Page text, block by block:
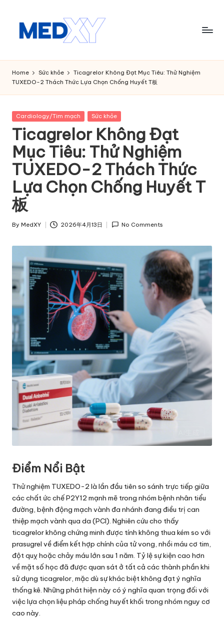
M
e
d
x
y
A
I
Home Sức khỏe
Ticagrelor Không Đạt Mục Tiêu: Thử Nghiệm
TUXEDO-2 Thách Thức Lựa Chọn Chống Huyết T板
Posted
Cardiology/Tim mạch Sức khỏe
Ticagrelor Không Đạt
Mục Tiêu: Thử Nghiệm
TUXEDO-2 Thách Thức
Lựa Chọn Chống Huyết T
板
Posted
By MedXY 2026年4月13日 No Comments
Điểm Nổi Bật
Thử nghiệm TUXEDO-2 là lần đầu tiên so sánh trực tiếp giữa
các chất ức chế P2Y12 mạnh mẽ trong nhóm bệnh nhân tiểu
đường, bệnh động mạch vành đa nhánh đang điều trị can
thiệp mạch vành qua da (PCI). Nghiên cứu cho thấy
ticagrelor không chứng minh được tính không thua kém so với
prasugrel về điểm kết hợp chính của tử vong, nhồi máu cơ tim,
đột quỵ hoặc chảy máu lớn sau 1 năm. Tỷ lệ sự kiện cao hơn
về mặt số học đã được quan sát ở tất cả các thành phần khi
sử dụng ticagrelor, mặc dù sự khác biệt không đạt ý nghĩa
thống kê. Những phát hiện này có ý nghĩa quan trọng đối với
việc lựa chọn liệu pháp chống huyết khối trong nhóm nguy cơ
cao này.